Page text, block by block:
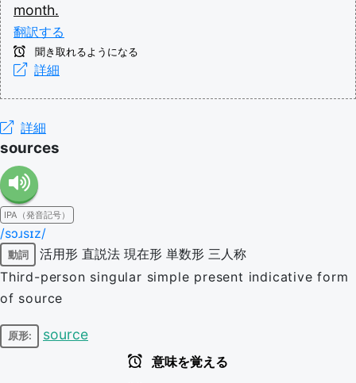
month.
翻訳する
聞き取れるようになる
詳細
詳細
sources
IPA（発音記号）
/sɔɹsɪz/
動詞 活用形 直説法 現在形 単数形 三人称
Third-person singular simple present indicative form
of source
原形: source
意味を覚える